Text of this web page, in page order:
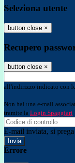
Seleziona utente
button close ×
Recupero
button close ×
all'indirizzo indicato con
Non hai una e-mail
tramite la Login Spaggiari
E-mail inviata, si
Errore